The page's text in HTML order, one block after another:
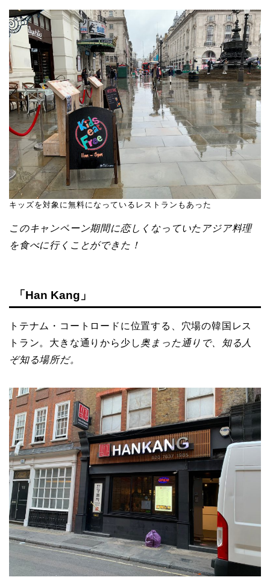
キッズを対象に無料になっているレストランもあった
このキャンペーン期間に恋しくなっていたアジア料理
を食べに行くことができた！
「Han Kang」
トテナム・コートロードに位置する、穴場の韓国レス
トラン。大きな通りから少し奥まった通りで、知る人
ぞ知る場所だ。